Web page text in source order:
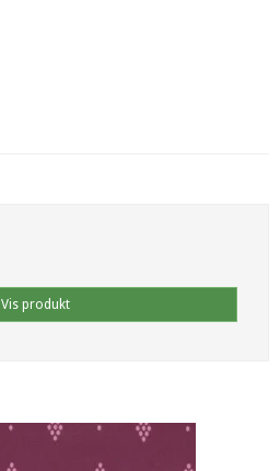
Vis produkt